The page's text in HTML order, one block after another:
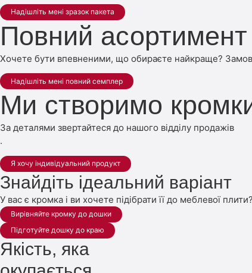
Надішліть мені зразок пакета
Повний
Хочете бути впевненими, що обираєте найкраще?
Надішліть мені повний семплер
Ми створимо
За деталями звертайтеся до нашого відділу продажів
.
Я хочу індивідуальний продукт
Знайдіть ідеальний варіант
У вас є кромка і ви хочете підібрати її до меблевої
Вирівняйте кромку до дошки
Підготуйте дошку до краю
Якість, яка